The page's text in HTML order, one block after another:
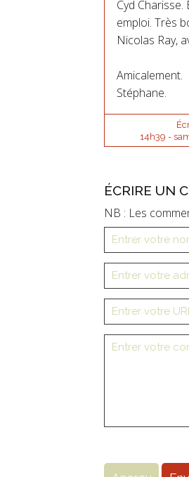
Cyd
emploi. Très
Nicolas Ray,
Amicalement.
Stéphane.
14h39 -
ÉCRIRE UN
NB : Les